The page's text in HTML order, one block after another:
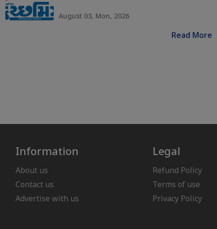
August 03, Mon, 2026
Read More
Information
About us
Contact us
Advertise with us
Legal
Refund Policy
Terms of use
Privacy Policy